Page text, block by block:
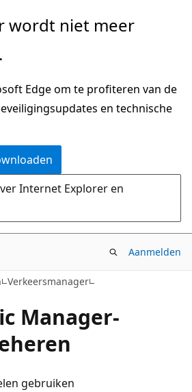
wordt niet meer
Edge om te profiteren van de
en technische
Internet Explorer en
Aanmelden
Verkeersmanager
Manager-
gebruiken